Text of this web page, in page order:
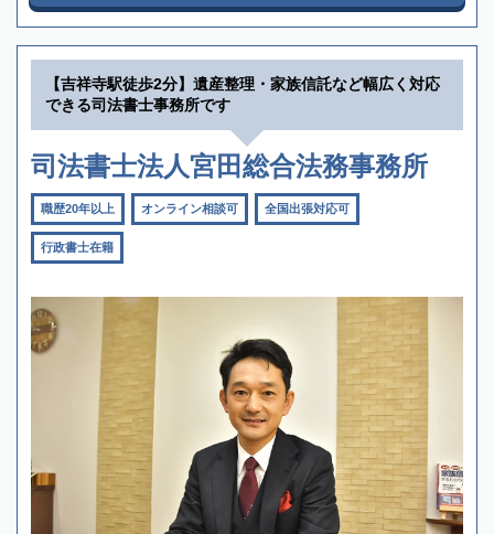
【吉祥寺駅徒歩2分】遺産整理・家族信託など幅広く対応
できる司法書士事務所です
司法書士法人宮田総合法務事務所
職歴20年以上 オンライン相談可 全国出張対応可
行政書士在籍